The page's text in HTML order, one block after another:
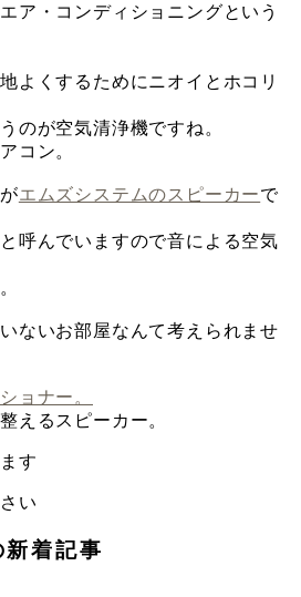
ア・コンディショニングという
よくするためにニオイとホコリ
のが空気清浄機ですね。
コン。
エムズシステムのスピーカーで
呼んでいますので音による空気
ないお部屋なんて考えられませ
ョナー。
えるスピーカー。
す
い
新着記事